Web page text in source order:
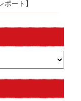
ート】